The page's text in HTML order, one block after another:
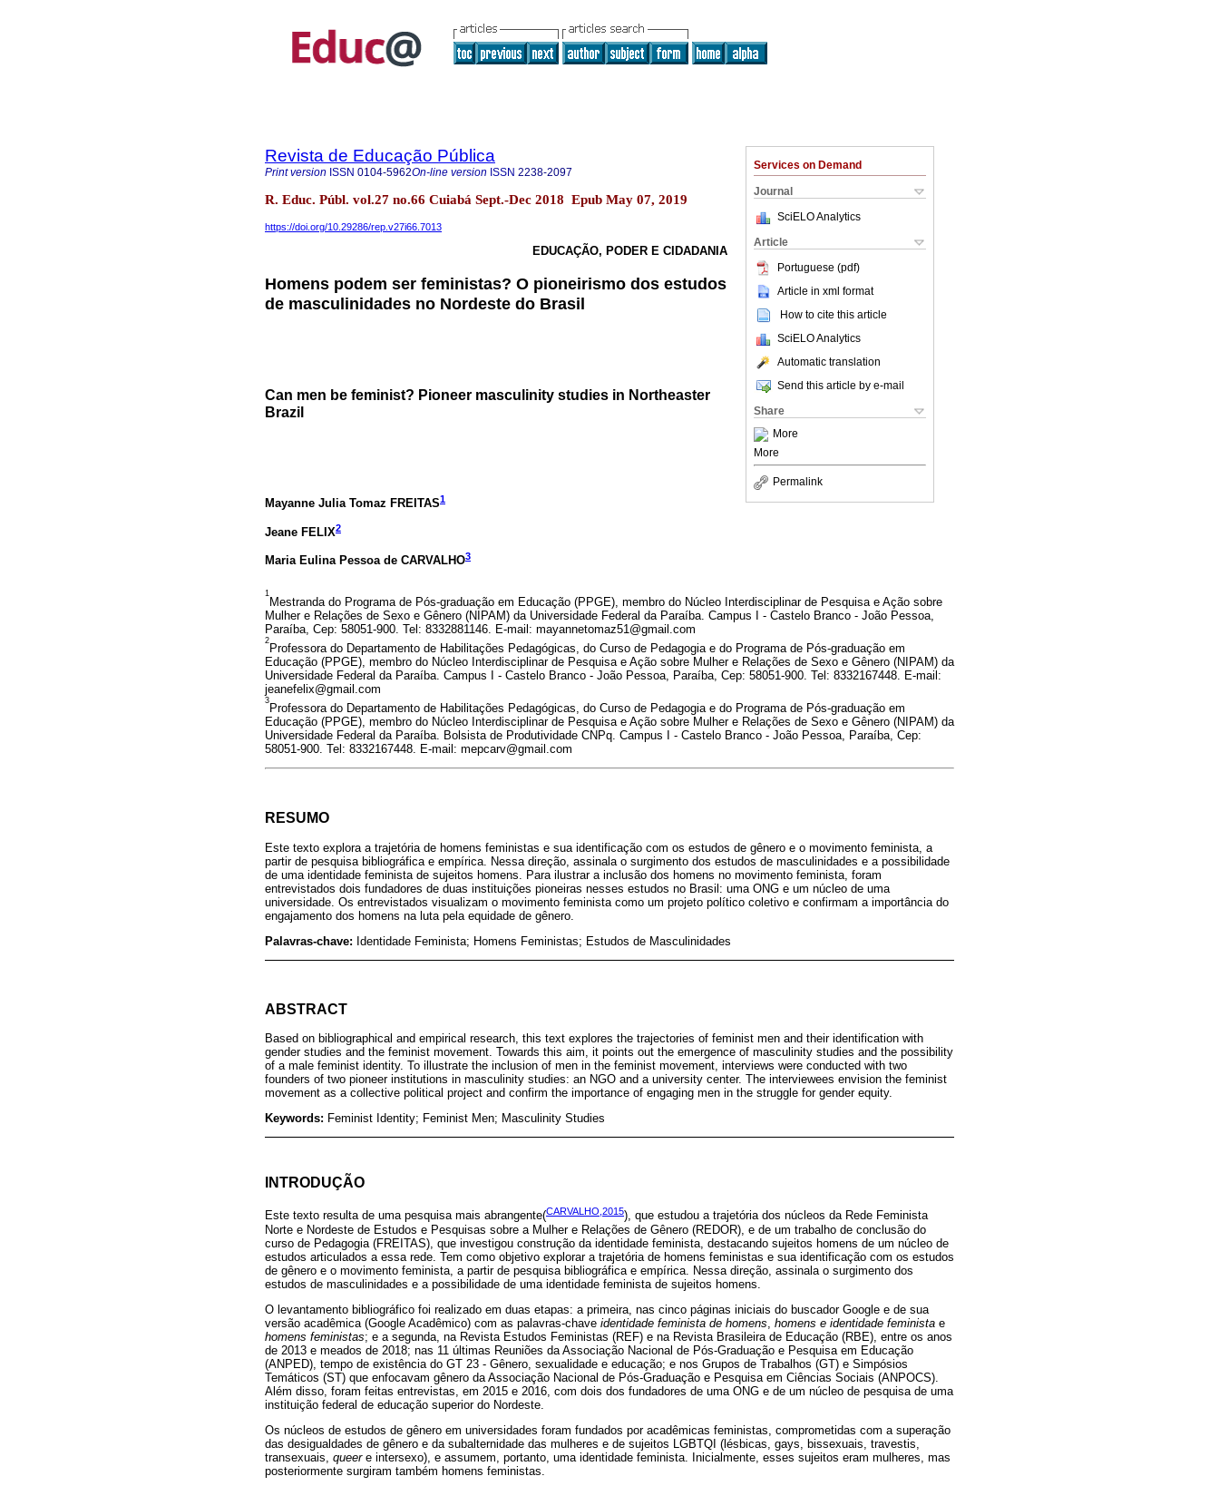
Services on Demand
Journal
SciELO Analytics
Article
Portuguese (pdf)
Article in xml format
How to cite this article
SciELO Analytics
Automatic translation
Send this article by e-mail
Share
More
More
Permalink
Revista de Educação Pública
Print version ISSN 0104-5962On-line version ISSN 2238-2097
R. Educ. Públ. vol.27 no.66 Cuiabá Sept.-Dec 2018 Epub May 07, 2019
https://doi.org/10.29286/rep.v27i66.7013
EDUCAÇÃO, PODER E CIDADANIA
Homens podem ser feministas? O pioneirismo dos estudos
de masculinidades no Nordeste do Brasil
Can men be feminist? Pioneer masculinity studies in Northeaster
Brazil
Mayanne Julia Tomaz FREITAS1
Jeane FELIX2
Maria Eulina Pessoa de CARVALHO3
1
Mestranda do Programa de Pós-graduação em Educação (PPGE), membro do Núcleo Interdisciplinar de Pesquisa e Ação sobre
Mulher e Relações de Sexo e Gênero (NIPAM) da Universidade Federal da Paraíba. Campus I - Castelo Branco - João Pessoa,
Paraíba, Cep: 58051-900. Tel: 8332881146. E-mail: mayannetomaz51@gmail.com
2
Professora do Departamento de Habilitações Pedagógicas, do Curso de Pedagogia e do Programa de Pós-graduação em
Educação (PPGE), membro do Núcleo Interdisciplinar de Pesquisa e Ação sobre Mulher e Relações de Sexo e Gênero (NIPAM) da
Universidade Federal da Paraíba. Campus I - Castelo Branco - João Pessoa, Paraíba, Cep: 58051-900. Tel: 8332167448. E-mail:
jeanefelix@gmail.com
3
Professora do Departamento de Habilitações Pedagógicas, do Curso de Pedagogia e do Programa de Pós-graduação em
Educação (PPGE), membro do Núcleo Interdisciplinar de Pesquisa e Ação sobre Mulher e Relações de Sexo e Gênero (NIPAM) da
Universidade Federal da Paraíba. Bolsista de Produtividade CNPq. Campus I - Castelo Branco - João Pessoa, Paraíba, Cep:
58051-900. Tel: 8332167448. E-mail: mepcarv@gmail.com
RESUMO
Este texto explora a trajetória de homens feministas e sua identificação com os estudos de gênero e o movimento feminista, a
partir de pesquisa bibliográfica e empírica. Nessa direção, assinala o surgimento dos estudos de masculinidades e a possibilidade
de uma identidade feminista de sujeitos homens. Para ilustrar a inclusão dos homens no movimento feminista, foram
entrevistados dois fundadores de duas instituições pioneiras nesses estudos no Brasil: uma ONG e um núcleo de uma
universidade. Os entrevistados visualizam o movimento feminista como um projeto político coletivo e confirmam a importância do
engajamento dos homens na luta pela equidade de gênero.
Palavras-chave: Identidade Feminista; Homens Feministas; Estudos de Masculinidades
ABSTRACT
Based on bibliographical and empirical research, this text explores the trajectories of feminist men and their identification with
gender studies and the feminist movement. Towards this aim, it points out the emergence of masculinity studies and the possibility
of a male feminist identity. To illustrate the inclusion of men in the feminist movement, interviews were conducted with two
founders of two pioneer institutions in masculinity studies: an NGO and a university center. The interviewees envision the feminist
movement as a collective political project and confirm the importance of engaging men in the struggle for gender equity.
Keywords: Feminist Identity; Feminist Men; Masculinity Studies
INTRODUÇÃO
Este texto resulta de uma pesquisa mais abrangente(CARVALHO,2015), que estudou a trajetória dos núcleos da Rede Feminista
Norte e Nordeste de Estudos e Pesquisas sobre a Mulher e Relações de Gênero (REDOR), e de um trabalho de conclusão do
curso de Pedagogia (FREITAS), que investigou construção da identidade feminista, destacando sujeitos homens de um núcleo de
estudos articulados a essa rede. Tem como objetivo explorar a trajetória de homens feministas e sua identificação com os estudos
de gênero e o movimento feminista, a partir de pesquisa bibliográfica e empírica. Nessa direção, assinala o surgimento dos
estudos de masculinidades e a possibilidade de uma identidade feminista de sujeitos homens.
O levantamento bibliográfico foi realizado em duas etapas: a primeira, nas cinco páginas iniciais do buscador Google e de sua
versão acadêmica (Google Acadêmico) com as palavras-chave identidade feminista de homens homens e identidade feminista e
homens feministas; e a segunda, na Revista Estudos Feministas (REF) e na Revista Brasileira de Educação (RBE), entre os anos
de 2013 e meados de 2018; nas 11 últimas Reuniões da Associação Nacional de Pós-Graduação e Pesquisa em Educação
(ANPED), tempo de existência do GT 23 - Gênero, sexualidade e educação; e nos Grupos de Trabalhos (GT) e Simpósios
Temáticos (ST) que enfocavam gênero da Associação Nacional de Pós-Graduação e Pesquisa em Ciências Sociais (ANPOCS).
Além disso, foram feitas entrevistas, em 2015 e 2016, com dois dos fundadores de uma ONG e de um núcleo de pesquisa de uma
instituição federal de educação superior do Nordeste.
Os núcleos de estudos de gênero em universidades foram fundados por acadêmicas feministas, comprometidas com a superação
das desigualdades de gênero e da subalternidade das mulheres e de sujeitos LGBTQI (lésbicas, gays, bissexuais, travestis,
transexuais, queere intersexo), e assumem, portanto, uma identidade feminista. Inicialmente, esses sujeitos eram mulheres, mas
posteriormente surgiram também homens feministas.